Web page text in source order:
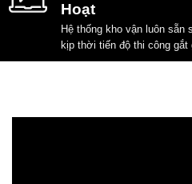
Hoạt
Hệ thống kho vận luôn sẵn
kịp thời tiến độ thi công